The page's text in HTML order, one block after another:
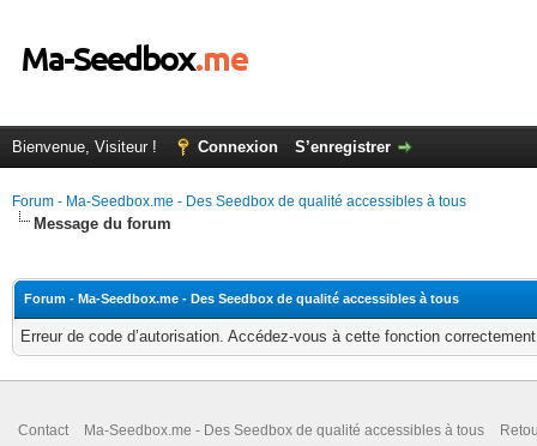
Bienvenue, Visiteur ! Connexion S’enregistrer
Forum - Ma-Seedbox.me - Des Seedbox de qualité accessibles à tous
Message du forum
Forum - Ma-Seedbox.me - Des Seedbox de qualité accessibles à tous
Erreur de code d’autorisation. Accédez-vous à cette fonction
Contact Ma-Seedbox.me - Des Seedbox de qualité accessibles à tous